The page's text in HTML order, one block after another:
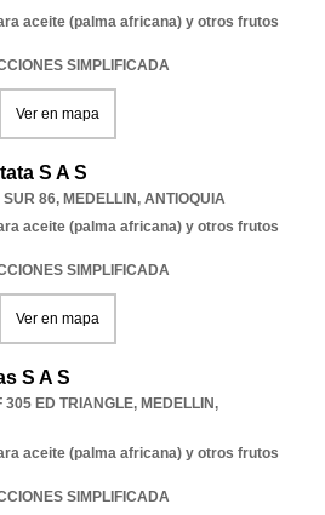
aceite (palma africana) y otros frutos
SIMPLIFICADA
Ver en mapa
S A S
86, MEDELLIN, ANTIOQUIA
aceite (palma africana) y otros frutos
SIMPLIFICADA
Ver en mapa
S A S
305 ED TRIANGLE, MEDELLIN,
aceite (palma africana) y otros frutos
SIMPLIFICADA